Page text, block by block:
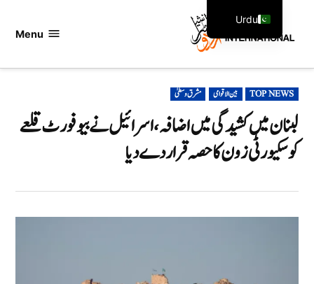
Menu
POSTED
IN
TOP NEWS بین الاقوامی مشرق وسطیٰ
لبنان میں کشیدگی میں اضافہ، اسرائیل نے بیوفورٹ قلعے
کو سکیورٹی زون کا حصہ قرار دے دیا
Urdu
English